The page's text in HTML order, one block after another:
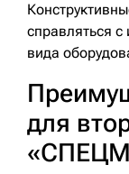
справляться
вида
для